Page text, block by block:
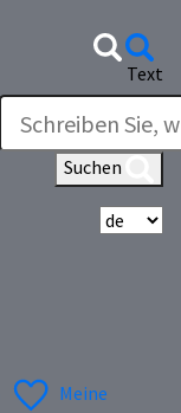
Text
Suchen
Meine